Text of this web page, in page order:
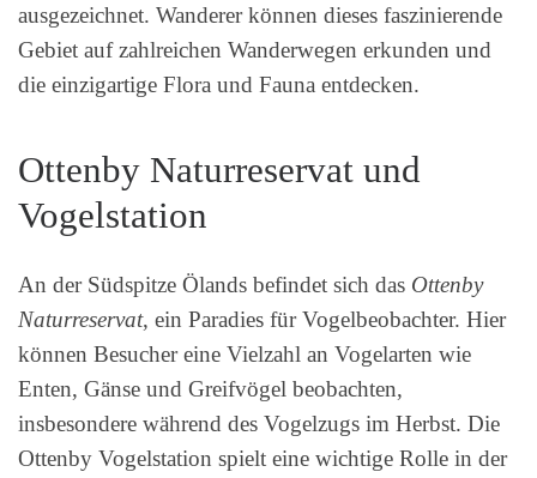
ausgezeichnet. Wanderer können dieses faszinierende
Gebiet auf zahlreichen Wanderwegen erkunden und
die einzigartige Flora und Fauna entdecken.
Ottenby Naturreservat und
Vogelstation
An der Südspitze Ölands befindet sich das Ottenby
Naturreservat, ein Paradies für Vogelbeobachter. Hier
können Besucher eine Vielzahl an Vogelarten wie
Enten, Gänse und Greifvögel beobachten,
insbesondere während des Vogelzugs im Herbst. Die
Ottenby Vogelstation spielt eine wichtige Rolle in der